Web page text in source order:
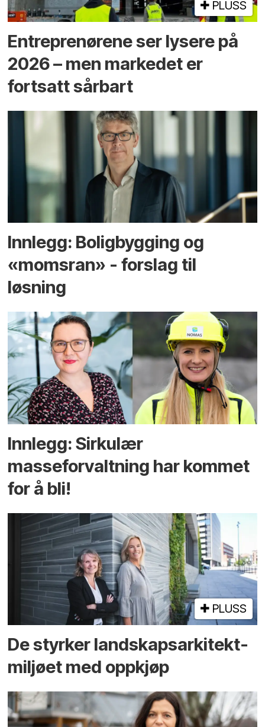
PLUSS
Entreprenørene ser lysere på
2026 – men markedet er
fortsatt sårbart
Innlegg: Boligbygging og
«momsran» - forslag til
løsning
Innlegg: Sirkulær
masseforvaltning har kommet
for å bli!
PLUSS
De styrker landskaps­arkitekt­
miljøet med oppkjøp